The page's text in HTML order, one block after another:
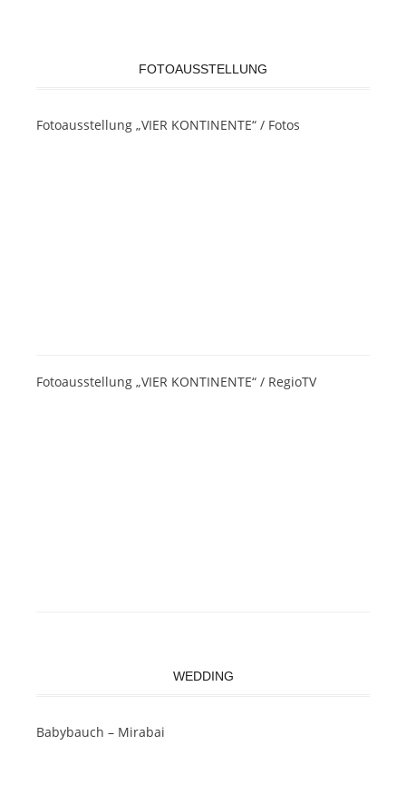
FOTOAUSSTELLUNG
Fotoausstellung „VIER KONTINENTE“ / Fotos
Fotoausstellung „VIER KONTINENTE“ / RegioTV
WEDDING
Babybauch – Mirabai